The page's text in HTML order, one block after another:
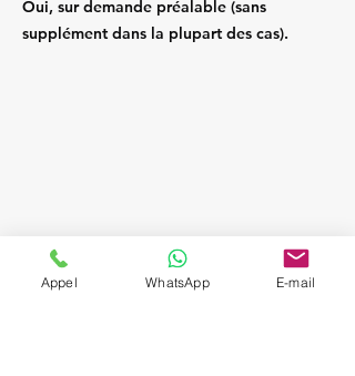
Oui, sur demande préalable (sans
supplément dans la plupart des cas).
Appel WhatsApp E-mail